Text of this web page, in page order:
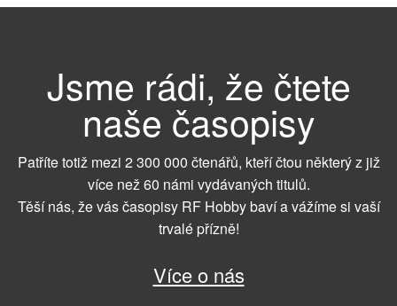
Jsme rádi, že čtete
naše časopisy
Patříte totiž mezi 2 300 000 čtenářů, kteří čtou některý z již
více než 60 námi vydávaných titulů.
Těší nás, že vás časopisy RF Hobby baví a vážíme si vaší
trvalé přízně!
Více o nás